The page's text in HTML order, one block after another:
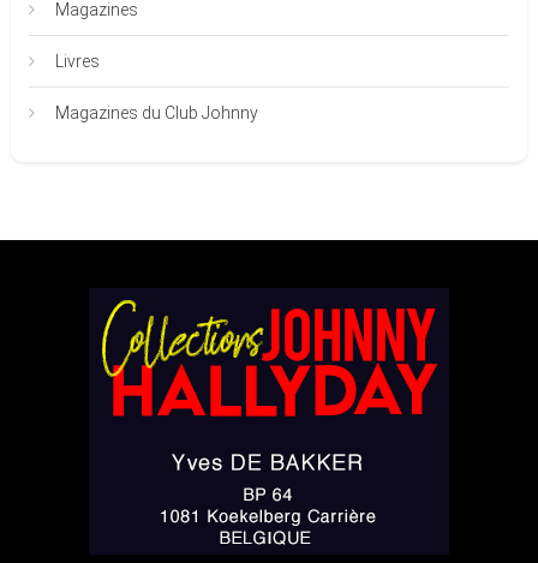
Magazines
Livres
Magazines du Club Johnny